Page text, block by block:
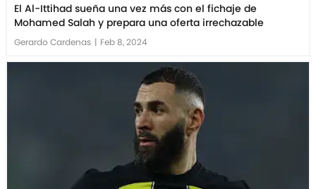
El Al-Ittihad sueña una vez más con el fichaje de
Mohamed Salah y prepara una oferta irrechazable
Gerardo Cardenas | Feb 8, 2024